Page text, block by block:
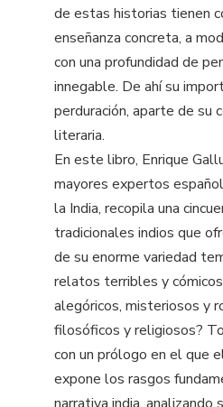
de estas historias tienen
enseñanza concreta, a
con una profundidad de
innegable. De ahí su
perduración, aparte de su
literaria.
En este libro, Enrique
mayores expertos
la India, recopila una
tradicionales indios que
de su enorme variedad
relatos terribles y
alegóricos, misteriosos y
filosóficos y religiosos?
con un prólogo en el que
expone los rasgos